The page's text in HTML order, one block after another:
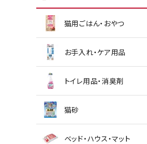
猫用ごはん・おやつ
お手入れ・ケア用品
トイレ用品・消臭剤
猫砂
ベッド・ハウス・マット